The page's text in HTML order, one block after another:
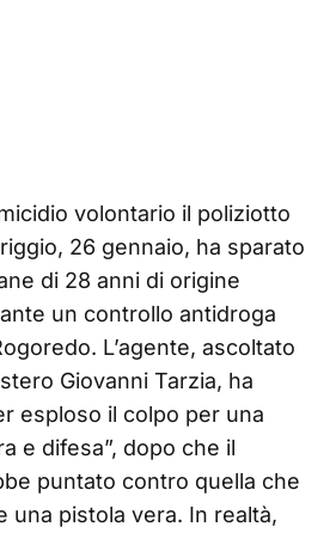
volontario il poliziotto
26 gennaio, ha sparato
di 28 anni di origine
un controllo antidroga
L’agente, ascoltato
Giovanni Tarzia, ha
esploso il colpo per una
e difesa”, dopo che il
puntato contro quella che
una pistola vera. In realtà,